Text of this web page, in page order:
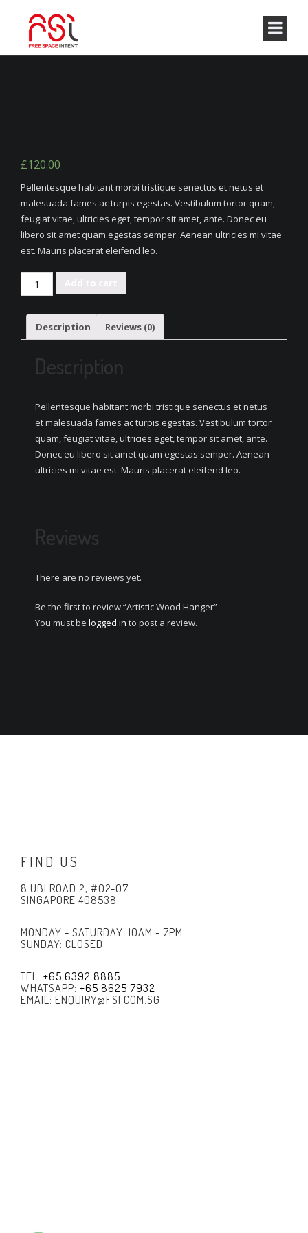
£120.00
Pellentesque habitant morbi tristique senectus et netus et
malesuada fames ac turpis egestas. Vestibulum tortor quam,
feugiat vitae, ultricies eget, tempor sit amet, ante. Donec eu
libero sit amet quam egestas semper. Aenean ultricies mi vitae
est. Mauris placerat eleifend leo.
Artistic
Wood
Hanger
quantity
Description Reviews (0)
Description
Pellentesque habitant morbi tristique senectus et netus
et malesuada fames ac turpis egestas. Vestibulum tortor
quam, feugiat vitae, ultricies eget, tempor sit amet, ante.
Donec eu libero sit amet quam egestas semper. Aenean
ultricies mi vitae est. Mauris placerat eleifend leo.
Reviews
There are no reviews yet.
Be the first to review “Artistic Wood Hanger”
You must be logged in to post a review.
FIND US
8 UBI ROAD 2, #02-07
SINGAPORE 408538
MONDAY - SATURDAY: 10AM - 7PM
SUNDAY: CLOSED
TEL: +65 6392 8885
WHATSAPP: +65 8625 7932
EMAIL: ENQUIRY@FSI.COM.SG